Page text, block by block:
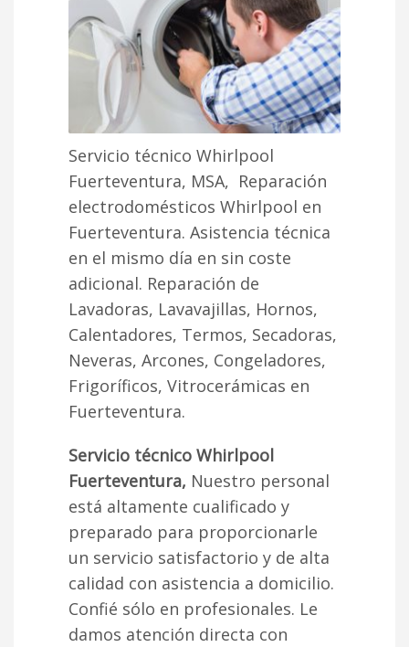
Servicio técnico Whirlpool
Fuerteventura, MSA, Reparación
electrodomésticos Whirlpool en
Fuerteventura. Asistencia técnica
en el mismo día en sin coste
adicional. Reparación de
Lavadoras, Lavavajillas, Hornos,
Calentadores, Termos, Secadoras,
Neveras, Arcones, Congeladores,
Frigoríficos, Vitrocerámicas en
Fuerteventura.
Servicio técnico Whirlpool
Fuerteventura, Nuestro personal
está altamente cualificado y
preparado para proporcionarle
un servicio satisfactorio y de alta
calidad con asistencia a domicilio.
Confié sólo en profesionales. Le
damos atención directa con